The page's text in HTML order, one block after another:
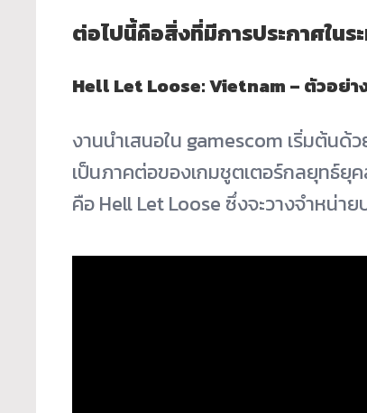
ต่อไปนี้คือสิ่งที่มีการประกาศใน
Hell Let Loose: Vietnam – ตัวอย่า
งานนำเสนอใน gamescom เริ่มต้นด้
เป็นภาคต่อของเกมชูตเตอร์กลยุทธ์ยุ
คือ Hell Let Loose ซึ่งจะวางจำหน่า